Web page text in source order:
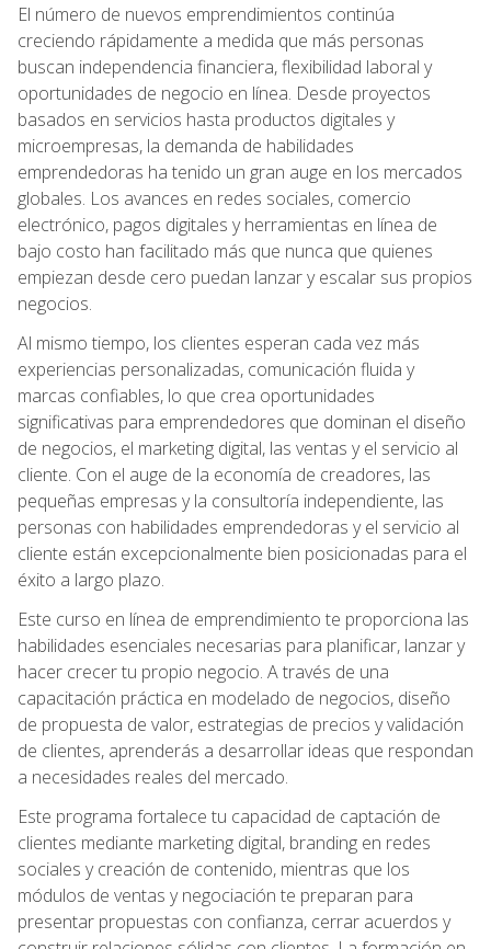
El número de nuevos emprendimientos continúa
creciendo rápidamente a medida que más personas
buscan independencia financiera, flexibilidad laboral y
oportunidades de negocio en línea. Desde proyectos
basados en servicios hasta productos digitales y
microempresas, la demanda de habilidades
emprendedoras ha tenido un gran auge en los mercados
globales. Los avances en redes sociales, comercio
electrónico, pagos digitales y herramientas en línea de
bajo costo han facilitado más que nunca que quienes
empiezan desde cero puedan lanzar y escalar sus propios
negocios.
Al mismo tiempo, los clientes esperan cada vez más
experiencias personalizadas, comunicación fluida y
marcas confiables, lo que crea oportunidades
significativas para emprendedores que dominan el diseño
de negocios, el marketing digital, las ventas y el servicio al
cliente. Con el auge de la economía de creadores, las
pequeñas empresas y la consultoría independiente, las
personas con habilidades emprendedoras y el servicio al
cliente están excepcionalmente bien posicionadas para el
éxito a largo plazo.
Este curso en línea de emprendimiento te proporciona las
habilidades esenciales necesarias para planificar, lanzar y
hacer crecer tu propio negocio. A través de una
capacitación práctica en modelado de negocios, diseño
de propuesta de valor, estrategias de precios y validación
de clientes, aprenderás a desarrollar ideas que respondan
a necesidades reales del mercado.
Este programa fortalece tu capacidad de captación de
clientes mediante marketing digital, branding en redes
sociales y creación de contenido, mientras que los
módulos de ventas y negociación te preparan para
presentar propuestas con confianza, cerrar acuerdos y